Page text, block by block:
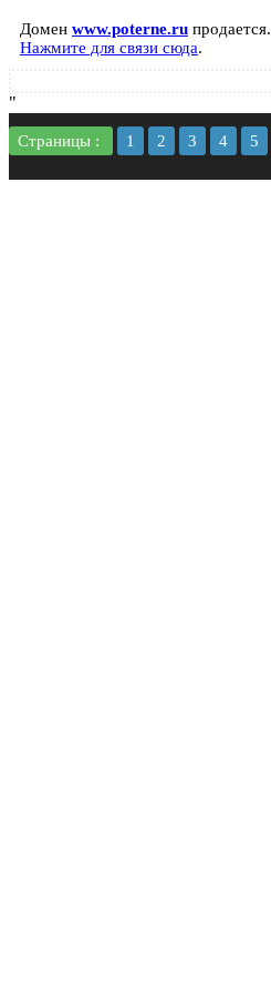
Домен www.poterne.ru продается.
Нажмите для связи сюда.
"
Страницы : 1 2 3 4 5